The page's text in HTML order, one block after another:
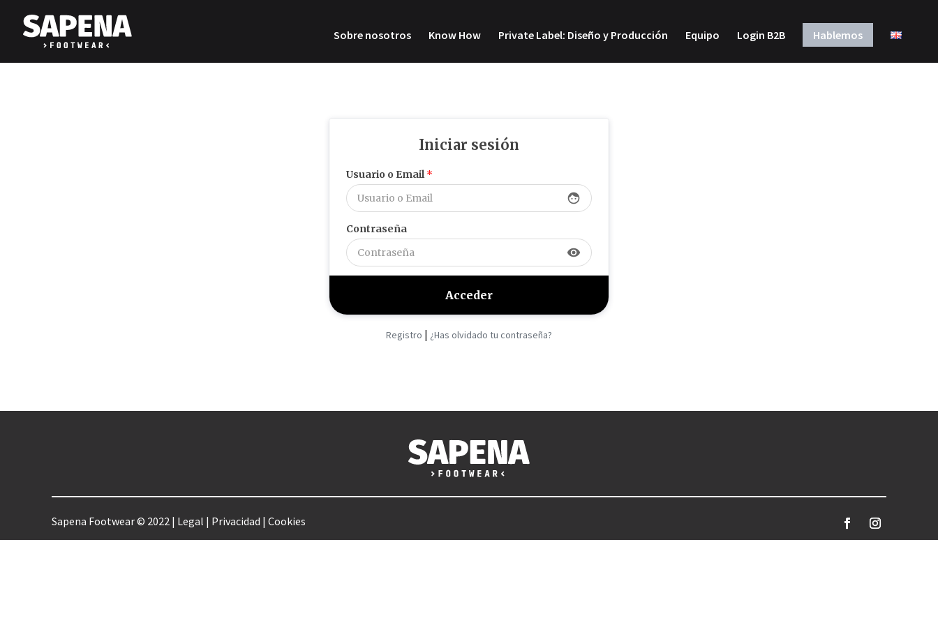
Sobre nosotros Know How Private Label: Diseño y Producción Equipo Login B2B Hablemos
Iniciar sesión
Usuario o Email*
face
Contraseña
visibility
Registro | ¿Has olvidado tu contraseña?
Sapena Footwear © 2022 | Legal | Privacidad | Cookies